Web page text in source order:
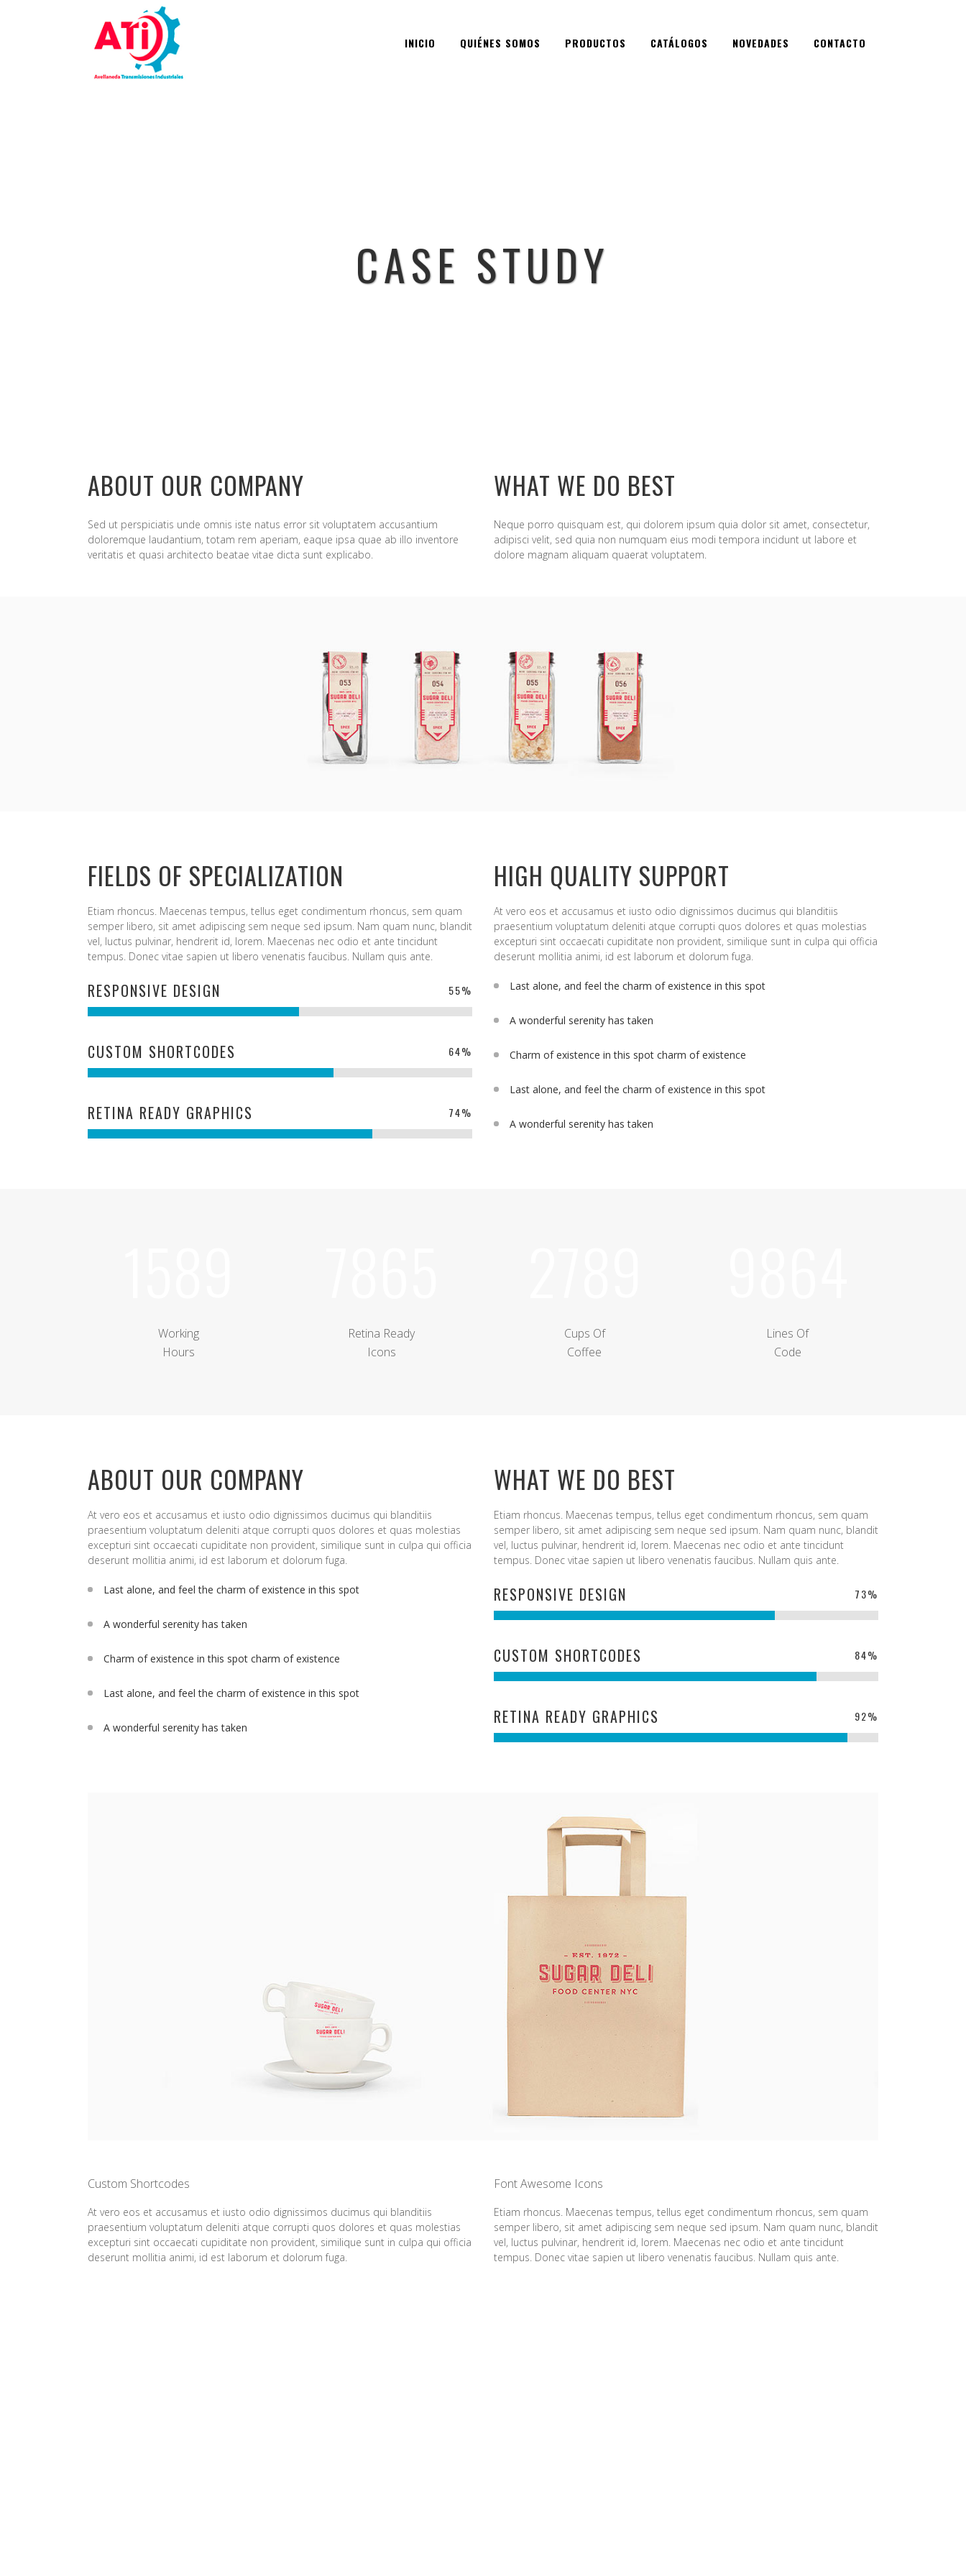
INICIO QUIÉNES SOMOS PRODUCTOS CATÁLOGOS NOVEDADES CONTACTO
CASE STUDY
ABOUT OUR COMPANY
Sed ut perspiciatis unde omnis iste natus error sit voluptatem accusantium
doloremque laudantium, totam rem aperiam, eaque ipsa quae ab illo inventore
veritatis et quasi architecto beatae vitae dicta sunt explicabo.
WHAT WE DO BEST
Neque porro quisquam est, qui dolorem ipsum quia dolor sit amet, consectetur,
adipisci velit, sed quia non numquam eius modi tempora incidunt ut labore et
dolore magnam aliquam quaerat voluptatem.
FIELDS OF SPECIALIZATION
Etiam rhoncus. Maecenas tempus, tellus eget condimentum rhoncus, sem quam
semper libero, sit amet adipiscing sem neque sed ipsum. Nam quam nunc, blandit
vel, luctus pulvinar, hendrerit id, lorem. Maecenas nec odio et ante tincidunt
tempus. Donec vitae sapien ut libero venenatis faucibus. Nullam quis ante.
RESPONSIVE DESIGN 55%
CUSTOM SHORTCODES 64%
RETINA READY GRAPHICS 74%
HIGH QUALITY SUPPORT
At vero eos et accusamus et iusto odio dignissimos ducimus qui blanditiis
praesentium voluptatum deleniti atque corrupti quos dolores et quas molestias
excepturi sint occaecati cupiditate non provident, similique sunt in culpa qui officia
deserunt mollitia animi, id est laborum et dolorum fuga.
Last alone, and feel the charm of existence in this spot
A wonderful serenity has taken
Charm of existence in this spot charm of existence
Last alone, and feel the charm of existence in this spot
A wonderful serenity has taken
Working
Hours
Retina Ready
Icons
Cups Of
Coffee
Lines Of
Code
ABOUT OUR COMPANY
At vero eos et accusamus et iusto odio dignissimos ducimus qui blanditiis
praesentium voluptatum deleniti atque corrupti quos dolores et quas molestias
excepturi sint occaecati cupiditate non provident, similique sunt in culpa qui officia
deserunt mollitia animi, id est laborum et dolorum fuga.
Last alone, and feel the charm of existence in this spot
A wonderful serenity has taken
Charm of existence in this spot charm of existence
Last alone, and feel the charm of existence in this spot
A wonderful serenity has taken
WHAT WE DO BEST
Etiam rhoncus. Maecenas tempus, tellus eget condimentum rhoncus, sem quam
semper libero, sit amet adipiscing sem neque sed ipsum. Nam quam nunc, blandit
vel, luctus pulvinar, hendrerit id, lorem. Maecenas nec odio et ante tincidunt
tempus. Donec vitae sapien ut libero venenatis faucibus. Nullam quis ante.
RESPONSIVE DESIGN 73%
CUSTOM SHORTCODES 84%
RETINA READY GRAPHICS 92%
Custom Shortcodes
At vero eos et accusamus et iusto odio dignissimos ducimus qui blanditiis
praesentium voluptatum deleniti atque corrupti quos dolores et quas molestias
excepturi sint occaecati cupiditate non provident, similique sunt in culpa qui officia
deserunt mollitia animi, id est laborum et dolorum fuga.
Font Awesome Icons
Etiam rhoncus. Maecenas tempus, tellus eget condimentum rhoncus, sem quam
semper libero, sit amet adipiscing sem neque sed ipsum. Nam quam nunc, blandit
vel, luctus pulvinar, hendrerit id, lorem. Maecenas nec odio et ante tincidunt
tempus. Donec vitae sapien ut libero venenatis faucibus. Nullam quis ante.